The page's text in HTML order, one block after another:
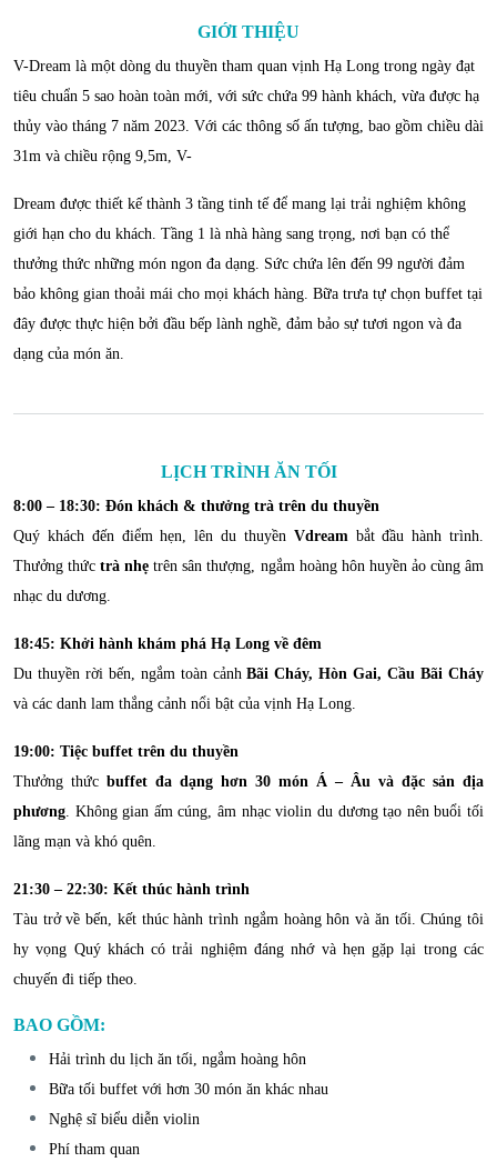
GIỚI THIỆU
V-Dream là một dòng du thuyền tham quan vịnh Hạ Long trong ngày đạt
tiêu chuẩn 5 sao hoàn toàn mới, với sức chứa 99 hành khách, vừa được hạ
thủy vào tháng 7 năm 2023. Với các thông số ấn tượng, bao gồm chiều dài
31m và chiều rộng 9,5m, V-
Dream được thiết kế thành 3 tầng tinh tế để mang lại trải nghiệm không
giới hạn cho du khách. Tầng 1 là nhà hàng sang trọng, nơi bạn có thể
thưởng thức những món ngon đa dạng. Sức chứa lên đến 99 người đảm
bảo không gian thoải mái cho mọi khách hàng. Bữa trưa tự chọn buffet tại
đây được thực hiện bởi đầu bếp lành nghề, đảm bảo sự tươi ngon và đa
dạng của món ăn.
LỊCH TRÌNH ĂN TỐI
8:00 – 18:30: Đón khách & thưởng trà trên du thuyền
Quý khách đến điểm hẹn, lên du thuyền Vdreambắt đầu hành trình.
Thưởng thứctrà nhẹ trên sân thượng, ngắm hoàng hôn huyền ảo cùng âm
nhạc du dương.
18:45: Khởi hành khám phá Hạ Long về đêm
Du thuyền rời bến, ngắm toàn cảnhBãi Cháy, Hòn Gai, Cầu Bãi Cháy
và các danh lam thắng cảnh nổi bật của vịnh Hạ Long.
19:00: Tiệc buffet trên du thuyền
Thưởng thức buffet đa dạng hơn 30 món Á – Âu và đặc sản địa
phương. Không gian ấm cúng, âm nhạc violin du dương tạo nên buổi tối
lãng mạn và khó quên.
21:30 – 22:30: Kết thúc hành trình
Tàu trở về bến, kết thúc hành trình ngắm hoàng hôn và ăn tối. Chúng tôi
hy vọng Quý khách có trải nghiệm đáng nhớ và hẹn gặp lại trong các
chuyến đi tiếp theo.
BAO GỒM:
Hải trình du lịch ăn tối, ngắm hoàng hôn
Bữa tối buffet với hơn 30 món ăn khác nhau
Nghệ sĩ biểu diễn violin
Phí tham quan